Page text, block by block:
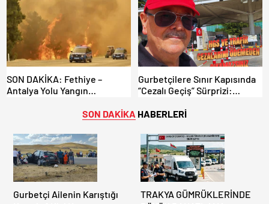
SON DAKİKA: Fethiye –
Antalya Yolu Yangın
Gurbetçilere Sınır Kapısında
“Cezalı Geçiş” Sürprizi:
Çıkamıyor!
SON DAKİKA HABERLERİ
Gurbetçi Ailenin Karıştığı
TRAKYA GÜMRÜKLERİNDE